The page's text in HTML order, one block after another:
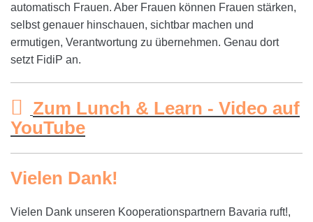
automatisch Frauen. Aber Frauen können Frauen stärken,
selbst genauer hinschauen, sichtbar machen und
ermutigen, Verantwortung zu übernehmen. Genau dort
setzt FidiP an.
Zum Lunch & Learn - Video auf
YouTube
Vielen Dank!
Vielen Dank unseren Kooperationspartnern Bavaria ruft!,